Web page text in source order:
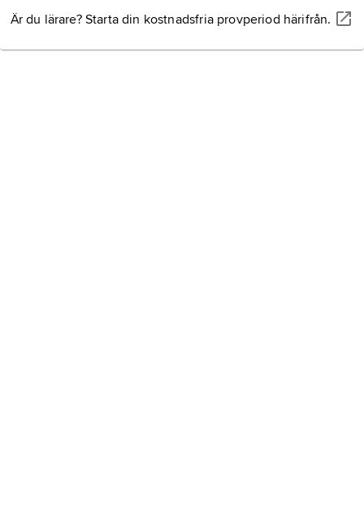
Information om artikeln
Är du lärare? Starta din kostnadsfria provperiod härifrån.